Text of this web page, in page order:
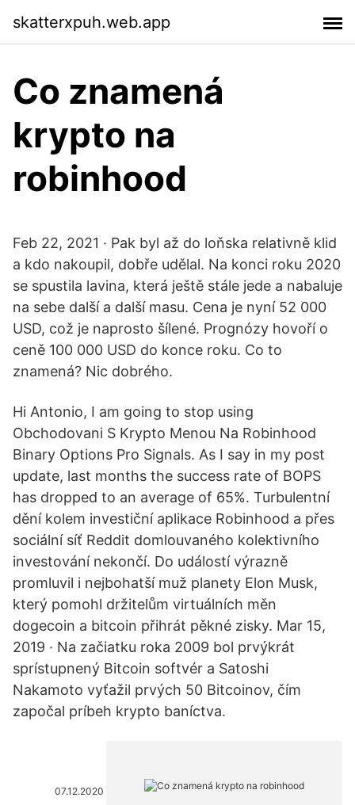
skatterxpuh.web.app
Co znamená
krypto na
robinhood
Feb 22, 2021 · Pak byl až do loňska relativně klid
a kdo nakoupil, dobře udělal. Na konci roku 2020
se spustila lavina, která ještě stále jede a nabaluje
na sebe další a další masu. Cena je nyní 52 000
USD, což je naprosto šílené. Prognózy hovoří o
ceně 100 000 USD do konce roku. Co to
znamená? Nic dobrého.
Hi Antonio, I am going to stop using
Obchodovani S Krypto Menou Na Robinhood
Binary Options Pro Signals. As I say in my post
update, last months the success rate of BOPS
has dropped to an average of 65%. Turbulentní
dění kolem investiční aplikace Robinhood a přes
sociální síť Reddit domlouvaného kolektivního
investování nekončí. Do událostí výrazně
promluvil i nejbohatší muž planety Elon Musk,
který pomohl držitelům virtuálních měn
dogecoin a bitcoin přihrát pěkné zisky. Mar 15,
2019 · Na začiatku roka 2009 bol prvýkrát
sprístupnený Bitcoin softvér a Satoshi
Nakamoto vyťažil prvých 50 Bitcoinov, čím
započal príbeh krypto baníctva.
07.12.2020